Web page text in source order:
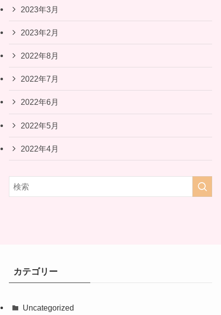
2023年3月
2023年2月
2022年8月
2022年7月
2022年6月
2022年5月
2022年4月
カテゴリー
Uncategorized